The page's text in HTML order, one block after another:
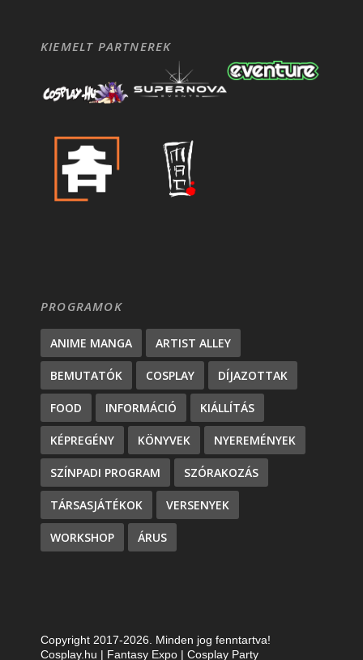
KIEMELT PARTNEREK
PROGRAMOK
ANIME MANGA ARTIST ALLEY
BEMUTATÓK COSPLAY DÍJAZOTTAK
FOOD INFORMÁCIÓ KIÁLLÍTÁS
KÉPREGÉNY KÖNYVEK NYEREMÉNYEK
SZÍNPADI PROGRAM SZÓRAKOZÁS
TÁRSASJÁTÉKOK VERSENYEK
WORKSHOP ÁRUS
Copyright 2017-2026. Minden jog fenntartva!
Cosplay.hu | Fantasy Expo | Cosplay Party